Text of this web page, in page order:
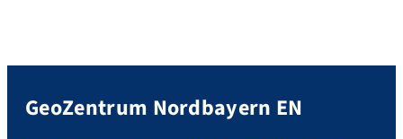
GeoZentrum Nordbayern EN